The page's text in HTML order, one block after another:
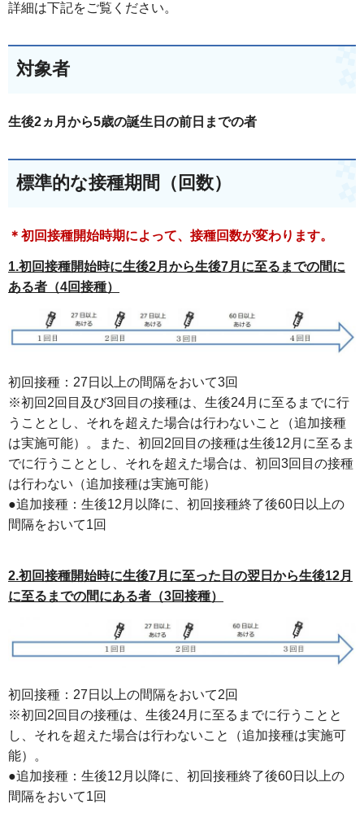
詳細は下記をご覧ください。
対象者
生後2ヵ月から5歳の誕生日の前日までの者
標準的な接種期間（回数）
＊初回接種開始時期によって、接種回数が変わります。
1.初回接種開始時に生後2月から生後7月に至るまでの間に
ある者（4回接種）
初回接種：27日以上の間隔をおいて3回
※初回2回目及び3回目の接種は、生後24月に至るまでに行
うこととし、それを超えた場合は行わないこと（追加接種
は実施可能）。また、初回2回目の接種は生後12月に至るま
でに行うこととし、それを超えた場合は、初回3回目の接種
は行わない（追加接種は実施可能）
●追加接種：生後12月以降に、初回接種終了後60日以上の
間隔をおいて1回
2.初回接種開始時に生後7月に至った日の翌日から生後12月
に至るまでの間にある者（3回接種）
初回接種：27日以上の間隔をおいて2回
※初回2回目の接種は、生後24月に至るまでに行うことと
し、それを超えた場合は行わないこと（追加接種は実施可
能）。
●追加接種：生後12月以降に、初回接種終了後60日以上の
間隔をおいて1回